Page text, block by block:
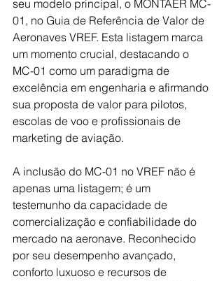
seu modelo principal, o MONTAER MC-
01, no Guia de Referência de Valor de
Aeronaves VREF. Esta listagem marca
um momento crucial, destacando o
MC-01 como um paradigma de
excelência em engenharia e afirmando
sua proposta de valor para pilotos,
escolas de voo e profissionais de
marketing de aviação.
A inclusão do MC-01 no VREF não é
apenas uma listagem; é um
testemunho da capacidade de
comercialização e confiabilidade do
mercado na aeronave. Reconhecido
por seu desempenho avançado,
conforto luxuoso e recursos de